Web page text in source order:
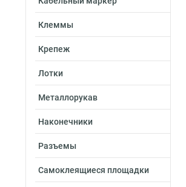
Клеммы
Крепеж
Лотки
Металлорукав
Наконечники
Разъемы
Самоклеящиеся площадки